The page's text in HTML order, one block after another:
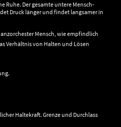
Ruhe. Der gesamte untere Mensch-
Druck länger und findet langsamer in
Mensch, wie empfindlich
Verhältnis von Halten und Lösen
Haltekraft. Grenze und Durchlass